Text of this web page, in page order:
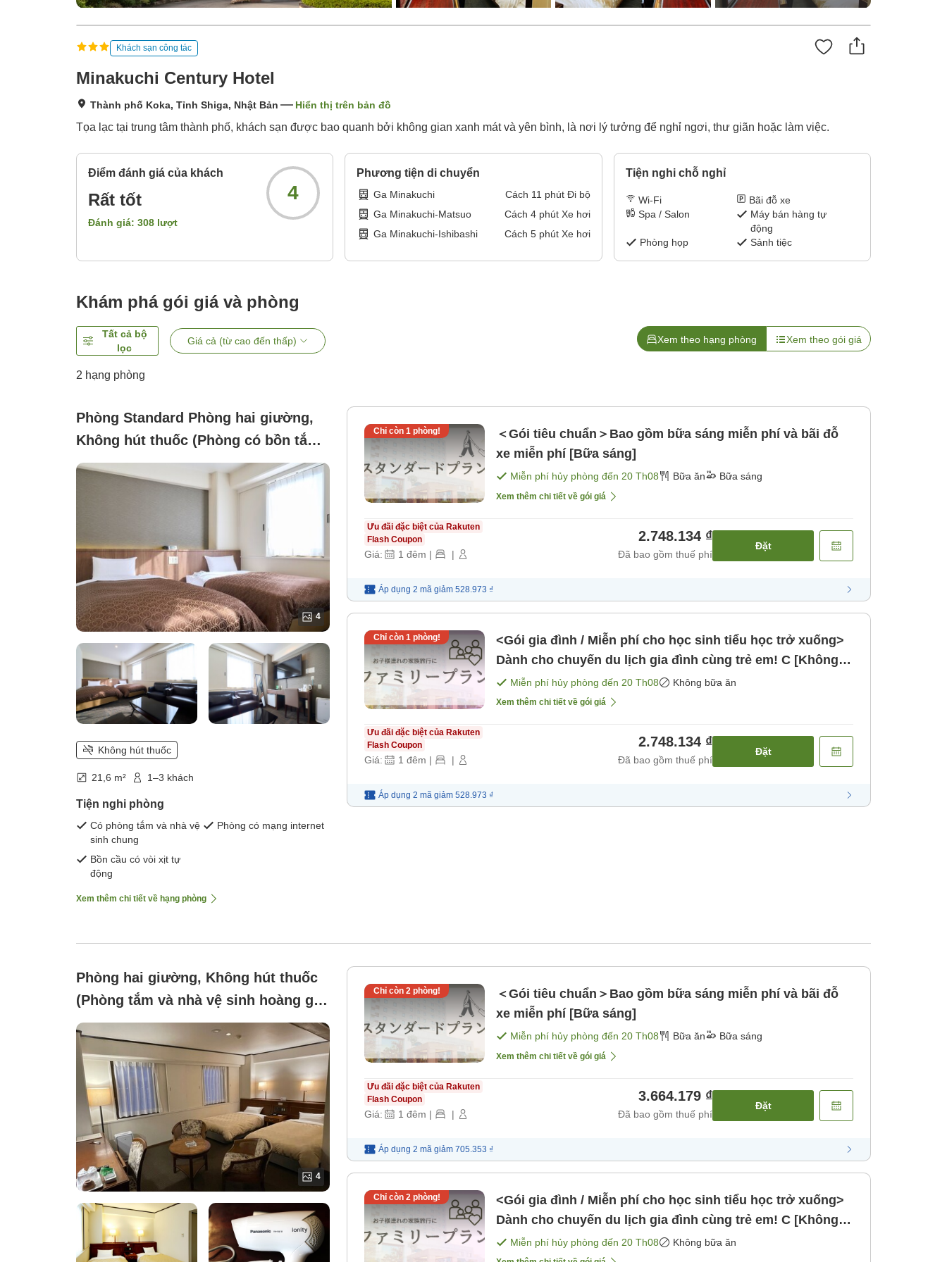
Khách sạn công tác
Minakuchi Century Hotel
Thành phố Koka, Tỉnh Shiga, Nhật Bản Hiển thị trên bản đồ
Tọa lạc tại trung tâm thành phố, khách sạn được bao quanh bởi không gian xanh mát và yên bình, là nơi lý tưởng để nghỉ ngơi, thư giãn hoặc làm việc.
Điểm đánh giá của khách
Rất tốt
Đánh giá: 308 lượt
4
Phương tiện di chuyển
Ga Minakuchi Cách 11 phút Đi bộ
Ga Minakuchi-Matsuo
Cách 4phút Xe hơi
Ga Minakuchi-Ishibashi
Cách 5phút Xe hơi
Tiện nghi chỗ nghỉ
Wi-Fi
Bãi đỗ xe
Spa / Salon
Máy bán hàng tự
động
Phòng họp
Sảnh tiệc
Khám phá gói giá và phòng
Tất cả bộ
lọc
Giá cả (từ cao đến thấp) Xem theo hạng phòng Xem theo gói giá
2 hạng phòng
Phòng Standard Phòng hai giường,
Không hút thuốc (Phòng có bồn tắm
và toilet, Wi-Fi miễn phí)
4
Không hút thuốc
21,6 m² 1–3 khách
Tiện nghi phòng
Có phòng tắm và nhà vệ
sinh chung
Phòng có mạng internet
Bồn cầu có vòi xịt tự
động
Xem thêm chi tiết về hạng phòng
Chỉ còn 1phòng!
＜Gói tiêu chuẩn＞Bao gồm bữa sáng miễn phí và bãi đỗ
xe miễn phí [Bữa sáng]
Miễn phí hủy phòng đến 20 Th08 Bữa ăn Bữa sáng
Xem thêm chi tiết về gói giá
Ưu đãi đặc biệt của Rakuten
Flash Coupon
Giá: 1 đêm | |
2.748.134 ₫
Đã bao gồm thuế phí
Đặt
Áp dụng 2 mã giảm 528.973 ₫
Chỉ còn 1phòng!
<Gói gia đình / Miễn phí cho học sinh tiểu học trở xuống>
Dành cho chuyến du lịch gia đình cùng trẻ em! C [Không
bao gồm bữa ăn]
Miễn phí hủy phòng đến 20 Th08 Không bữa ăn
Xem thêm chi tiết về gói giá
Ưu đãi đặc biệt của Rakuten
Flash Coupon
Giá: 1 đêm | |
2.748.134 ₫
Đã bao gồm thuế phí
Đặt
Áp dụng 2 mã giảm 528.973 ₫
Phòng hai giường, Không hút thuốc
(Phòng tắm và nhà vệ sinh hoàng gia
kèm Wi-Fi miễn phí)
4
Chỉ còn 2phòng!
＜Gói tiêu chuẩn＞Bao gồm bữa sáng miễn phí và bãi đỗ
xe miễn phí [Bữa sáng]
Miễn phí hủy phòng đến 20 Th08 Bữa ăn Bữa sáng
Xem thêm chi tiết về gói giá
Ưu đãi đặc biệt của Rakuten
Flash Coupon
Giá: 1 đêm | |
3.664.179 ₫
Đã bao gồm thuế phí
Đặt
Áp dụng 2 mã giảm 705.353 ₫
Chỉ còn 2phòng!
<Gói gia đình / Miễn phí cho học sinh tiểu học trở xuống>
Dành cho chuyến du lịch gia đình cùng trẻ em! C [Không
bao gồm bữa ăn]
Miễn phí hủy phòng đến 20 Th08 Không bữa ăn